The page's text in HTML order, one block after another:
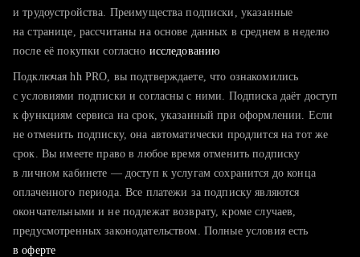
тратите много времени на поиск и вручную поднимаете
хотите сравнить себя с конкурентами и оценить шансы
и трудоустройства. Преимущества подписки, указанные
на странице, рассчитаны на основе данных в среднем в неделю
после её покупки согласно исследованию
Подключая hh PRO, вы подтверждаете, что ознакомились
с условиями подписки и согласны с ними. Подписка даёт доступ
к функциям сервиса на срок, указанный при оформлении. Если
не отменить подписку, она автоматически продлится на тот же
срок. Вы имеете право в любое время отменить подписку
в личном кабинете — доступ к услугам сохранится до конца
оплаченного периода. Все платежи за подписку являются
окончательными и не подлежат возврату, кроме случаев,
предусмотренных законодательством. Полные условия есть
в оферте